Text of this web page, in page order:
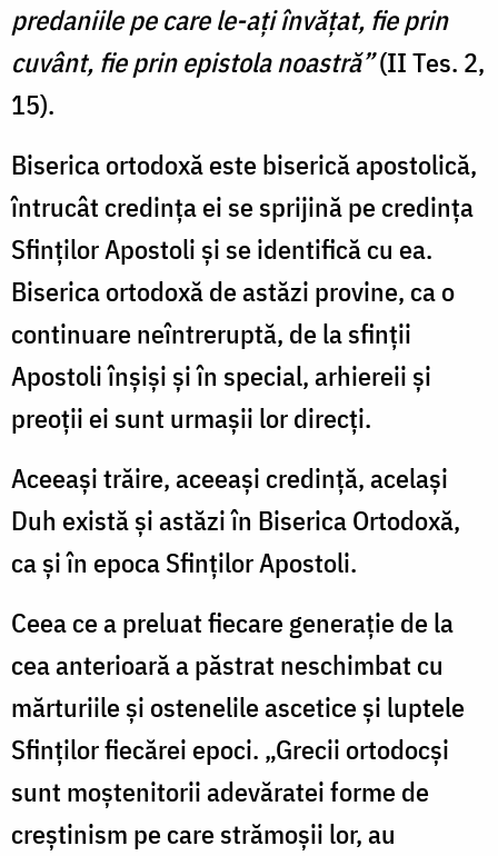
predaniile pe care le-ați învățat, fie prin
cuvânt, fie prin epistola noastră”(II Tes. 2,
15).
Biserica ortodoxă este biserică apostolică,
întrucât credința ei se sprijină pe credința
Sfinților Apostoli și se identifică cu ea.
Biserica ortodoxă de astăzi provine, ca o
continuare neîntreruptă, de la sfinții
Apostoli înșiși și în special, arhiereii și
preoții ei sunt urmașii lor direcți.
Aceeași trăire, aceeași credință, același
Duh există și astăzi în Biserica Ortodoxă,
ca și în epoca Sfinților Apostoli.
Ceea ce a preluat fiecare generație de la
cea anterioară a păstrat neschimbat cu
mărturiile și ostenelile ascetice și luptele
Sfinților fiecărei epoci. „Grecii ortodocși
sunt moștenitorii adevăratei forme de
creștinism pe care strămoșii lor, au